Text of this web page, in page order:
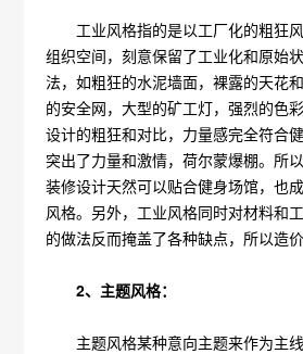
工业风格指的是以工厂化的粗狂
组织空间，刻意保留了工业化和原始
法，如粗狂的水泥墙面，裸露的天花
的安全网，大型的矿工灯，强烈的色
设计的粗狂和对比，力量感完全符合
突出了力量和激情，荷尔蒙爆棚。所
装修设计天然可以贴合健身场馆，也
风格。另外，工业风格同时对材料和
的做法反而掩盖了各种缺点，所以造
2、主题风格：
主题风格某种意向主题来作为主